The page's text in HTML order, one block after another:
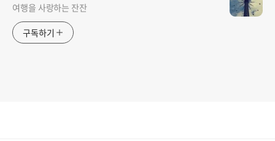
여행을 사랑하는 잔잔
구독하기